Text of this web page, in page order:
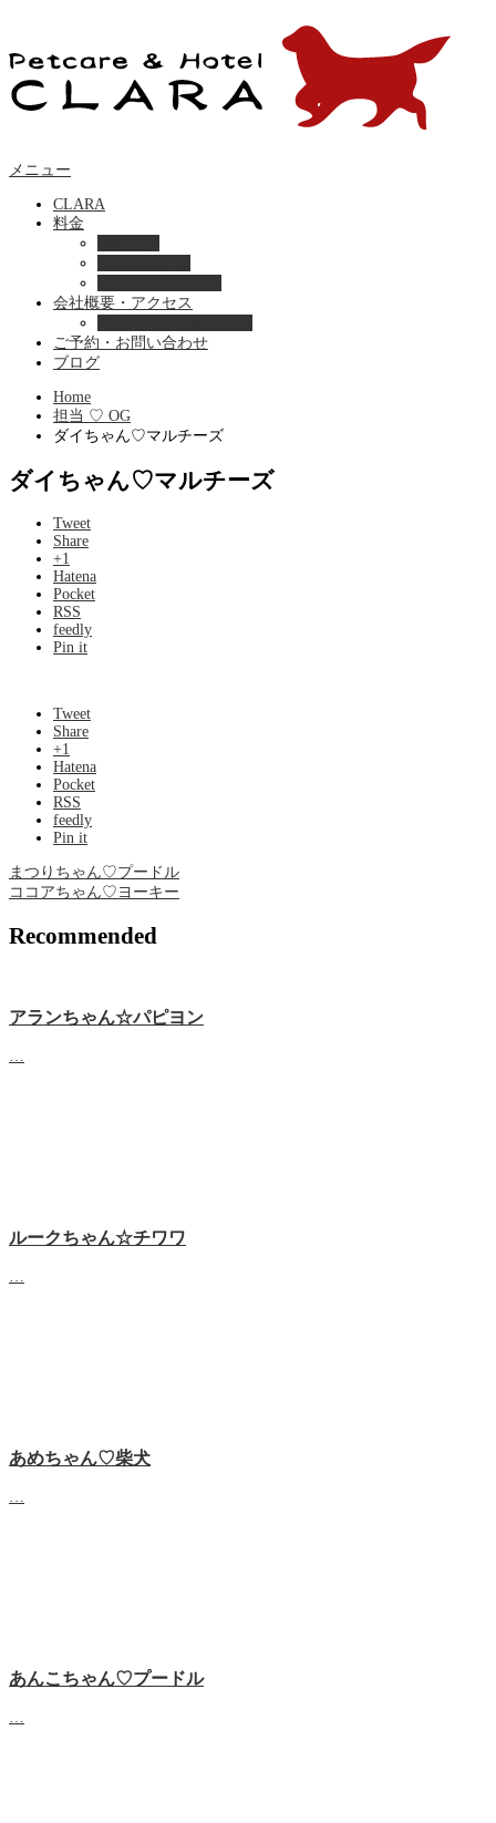
メニュー
CLARA
料金
会社概要・アクセス
ご予約・お問い合わせ
ブログ
Home
担当 ♡ OG
ダイちゃん♡マルチーズ
ダイちゃん♡マルチーズ
Tweet
Share
+1
Hatena
Pocket
RSS
feedly
Pin it
Tweet
Share
+1
Hatena
Pocket
RSS
feedly
Pin it
まつりちゃん♡プードル
ココアちゃん♡ヨーキー
Recommended
アランちゃん☆パピヨン
ルークちゃん☆チワワ
あめちゃん♡‬柴犬
あんこちゃん♡‬プードル